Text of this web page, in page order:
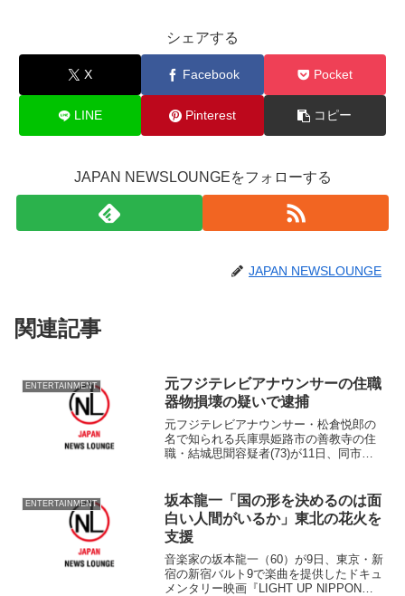
シェアする
X Facebook Pocket
LINE Pinterest コピー
JAPAN NEWSLOUNGEをフォローする
JAPAN NEWSLOUNGE
関連記事
ENTERTAINMENT
元フジテレビアナウンサーの住職
器物損壊の疑いで逮捕
元フジテレビアナウンサー・松倉悦郎の
名で知られる兵庫県姫路市の善教寺の住
職・結城思聞容疑者(73)が11日、同市内
報じており、警察によると、結城容疑者
は11日午後1...
ENTERTAINMENT
坂本龍一「国の形を決めるのは面
白い人間がいるか」東北の花火を
支援
音楽家の坂本龍一（60）が9日、東京・新
宿の新宿バルト9で楽曲を提供したドキュ
メンタリー映画『LIGHT UP NIPPON